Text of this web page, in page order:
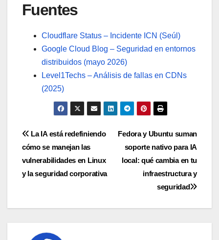
Fuentes
Cloudflare Status – Incidente ICN (Seúl)
Google Cloud Blog – Seguridad en entornos
distribuidos (mayo 2026)
Level1Techs – Análisis de fallas en CDNs
(2025)
Navegación
de
entradas
Fedora y Ubuntu suman
soporte nativo para IA
local: qué cambia en tu
infraestructura y
seguridad
La IA está redefiniendo
cómo se manejan las
vulnerabilidades en Linux
y la seguridad corporativa